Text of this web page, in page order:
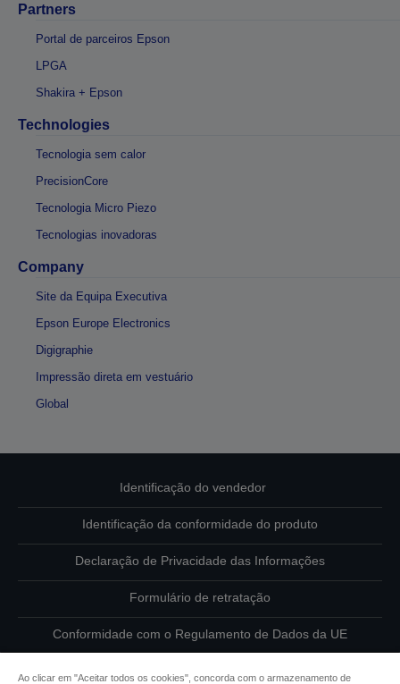
Partners
Portal de parceiros Epson
LPGA
Shakira + Epson
Technologies
Tecnologia sem calor
PrecisionCore
Tecnologia Micro Piezo
Tecnologias inovadoras
Company
Site da Equipa Executiva
Epson Europe Electronics
Digigraphie
Impressão direta em vestuário
Global
Identificação do vendedor
Identificação da conformidade do produto
Declaração de Privacidade das Informações
Formulário de retratação
Conformidade com o Regulamento de Dados da UE
Ao clicar em "Aceitar todos os cookies", concorda com o armazenamento de